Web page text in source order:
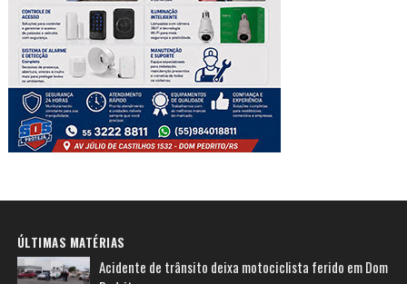
ÚLTIMAS MATÉRIAS
Acidente de trânsito deixa motociclista ferido em Dom